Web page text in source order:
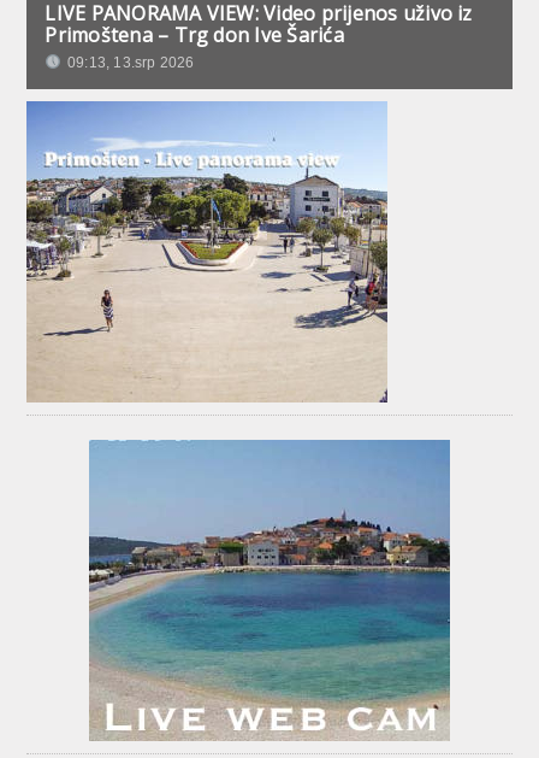
LIVE PANORAMA VIEW: Video prijenos uživo iz
Primoštena – Trg don Ive Šarića
09:13, 13.srp 2026